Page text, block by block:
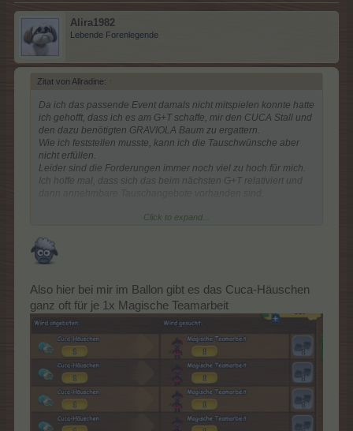
Alira1982
Lebende Forenlegende
Zitat von Allradine: ↑
Da ich das passende Event damals nicht mitspielen konnte hatte
ich gehofft, dass ich es am G+T schaffe, mir den CUCA Stall und
den dazu benötigten GRAVIOLA Baum zu ergattern.
Wie ich feststellen musste, kann ich die Tauschwünsche aber
nicht erfüllen.
Leider sind die Forderungen immer noch viel zu hoch für mich.
Ich hoffe mal, dass sich das beim nächsten G+T relativiert und
So bin ich für dieses Mal leider raus.
Click to expand...
Also hier bei mir im Ballon gibt es das Cuca-Häuschen
ganz oft für je 1x Magische Teamarbeit